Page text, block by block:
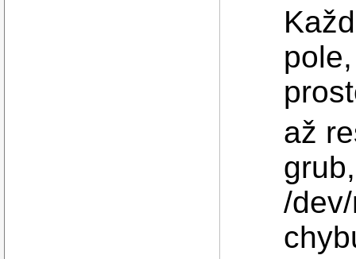
až
/